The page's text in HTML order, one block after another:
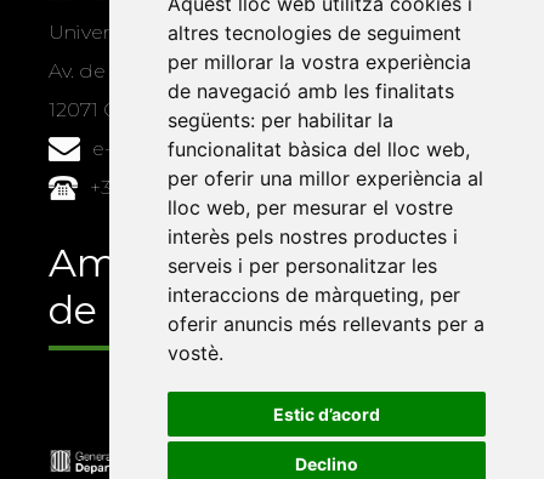
altres tecnologies de seguiment
per millorar la vostra experiència
de navegació amb les finalitats
següents: per habilitar la
funcionalitat bàsica del lloc web,
per oferir una millor experiència al
lloc web, per mesurar el vostre
interès pels nostres productes i
serveis i per personalitzar les
interaccions de màrqueting, per
oferir anuncis més rellevants per a
vostè.
Estic d’acord
Declino
Universitat Jaume I, local 10
Av. de Vicent Sos Baynat, s/n
12071 Castelló de la Plana
e-buc@vives.org
+34 964 72 89 93
Amb el suport
de